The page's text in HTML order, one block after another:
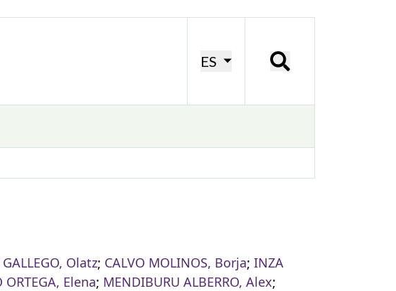
ES
Olatz; CALVO MOLINOS, Borja; INZA
ORTEGA, Elena; MENDIBURU ALBERRO, Alex;